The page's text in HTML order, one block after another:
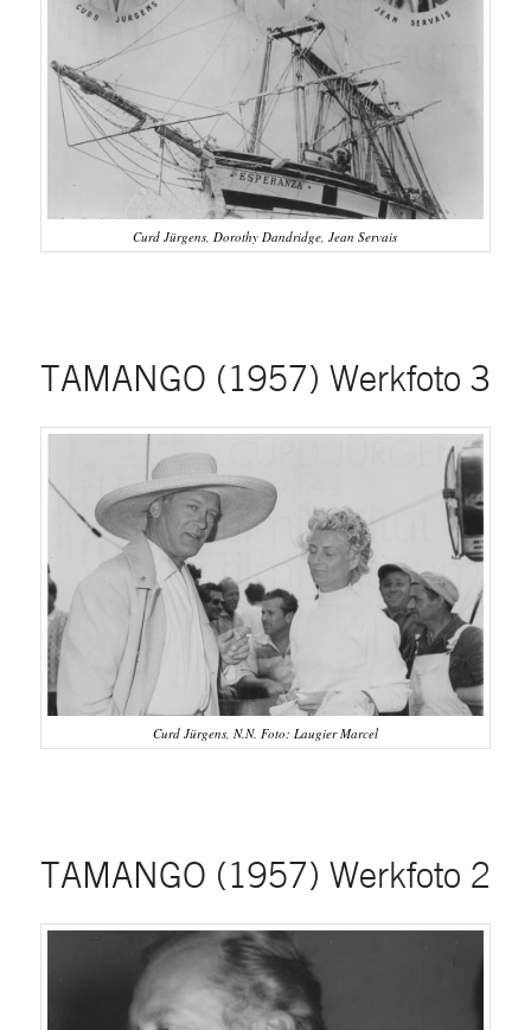
Curd Jürgens, Dorothy Dandridge, Jean Servais
TAMANGO (1957) Werkfoto 3
Curd Jürgens, N.N. Foto: Laugier Marcel
TAMANGO (1957) Werkfoto 2